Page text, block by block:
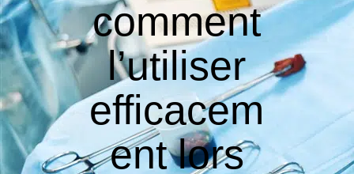
comment
l’utiliser
efficacem
ent lors